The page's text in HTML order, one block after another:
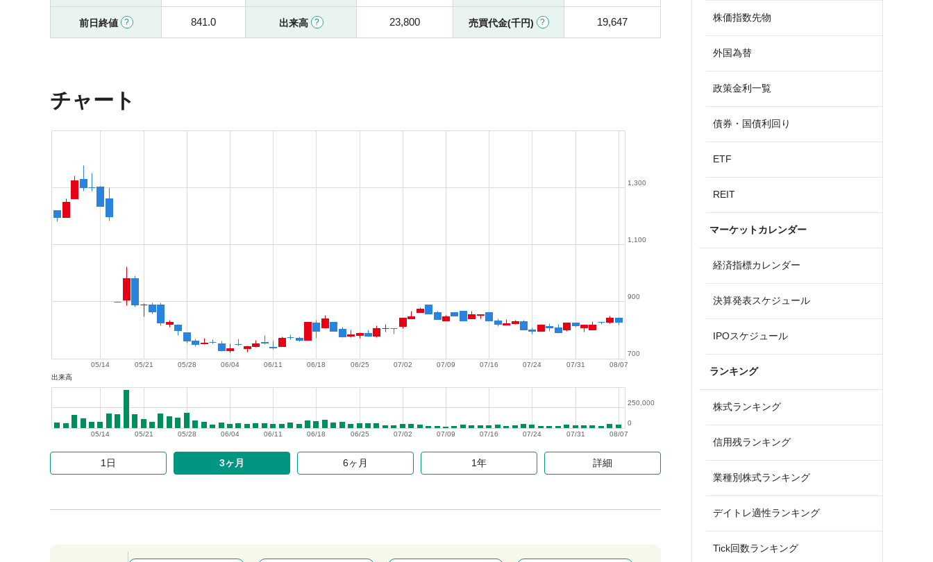
前日終値 841.0 出来高 23,800 売買代金(千円) 19,647
チャート
08/07
07/31
07/24
07/16
07/09
07/02
06/25
06/18
06/11
06/04
05/28
05/21
05/14
700
900
1,100
1,300
出来高
08/07
07/31
07/24
07/16
07/09
07/02
06/25
06/18
06/11
06/04
05/28
05/21
05/14
0
250,000
1日 3ヶ月 6ヶ月 1年 詳細
株価指数先物
外国為替
政策金利一覧
債券・国債利回り
ETF
REIT
マーケットカレンダー
経済指標カレンダー
決算発表スケジュール
IPOスケジュール
ランキング
株式ランキング
信用残ランキング
業種別株式ランキング
デイトレ適性ランキング
Tick回数ランキング